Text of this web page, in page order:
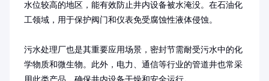
水位较高的地区，能有效防止井内设备被水淹没。在石油化
工领域，用于保护阀门和仪表免受腐蚀性液体侵蚀。
污水处理厂也是其重要应用场景，密封节需耐受污水中的化
学物质和微生物。此外，电力、通信等行业的管道井也常采